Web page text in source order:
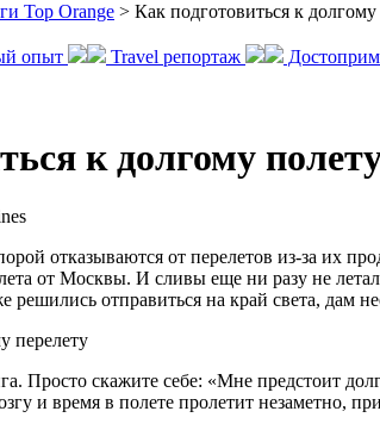
Top Orange > Как подготовиться к
опыт Travel репортаж
к долгому
отказываются от перелетов из-за их
от Москвы. И сливы еще ни разу не
решились отправиться на край света, дам
Просто скажите себе: «Мне предстоит
и время в полете пролетит незаметно,